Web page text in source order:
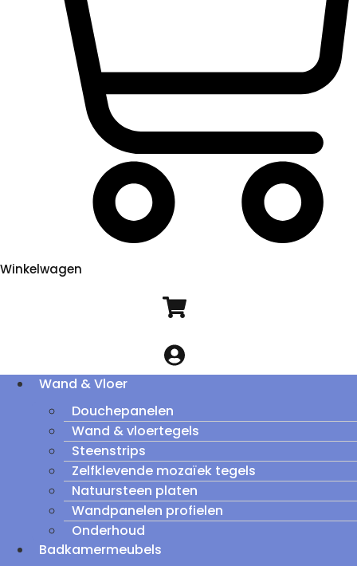
Winkelwagen
Wand & Vloer
Douchepanelen
Wand & vloertegels
Steenstrips
Zelfklevende mozaïek tegels
Natuursteen platen
Wandpanelen profielen
Onderhoud
Badkamermeubels